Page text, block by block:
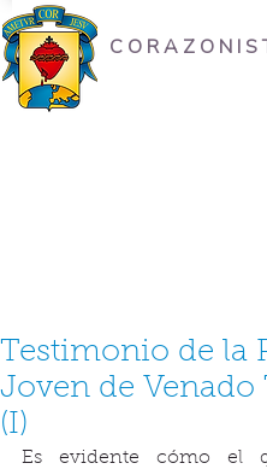
Testimonio de la
Joven de Venado
(I)
Es evidente cómo el